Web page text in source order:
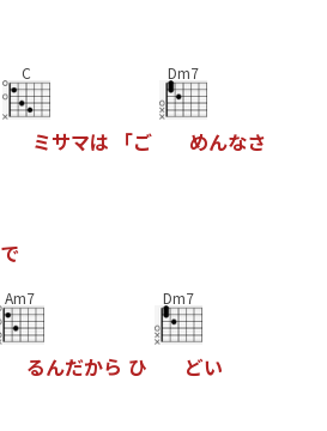
C
ミサマは 「ご
Dm7
めんなさ
で
Am7
るんだから ひ
Dm7
どい